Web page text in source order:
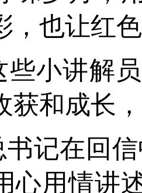
，也让红
些小讲解
获和成长
书记在回
心用情讲